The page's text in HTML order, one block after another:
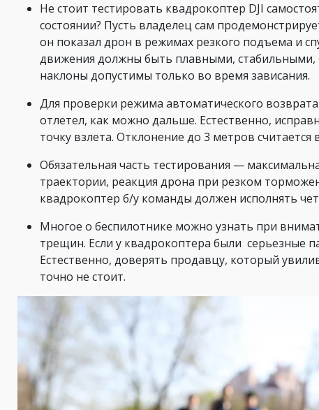
Не стоит тестировать квадрокоптер DJI
состоянии? Пусть владелец сам
он показал дрон в режимах резкого подъема и
движения должны быть плавными, стабильными,
наклоны допустимы только во время зависания.
Для проверки режима автоматического
отлетел, как можно дальше. Естественно,
точку взлета. Отклонение до 3 метров
Обязательная часть тестирования —
траектории, реакция дрона при резком
квадрокоптер б/у команды должен исполнять
Многое о беспилотнике можно узнать при
трещин. Если у квадрокоптера были серьезные
Естественно, доверять продавцу, который
точно не стоит.